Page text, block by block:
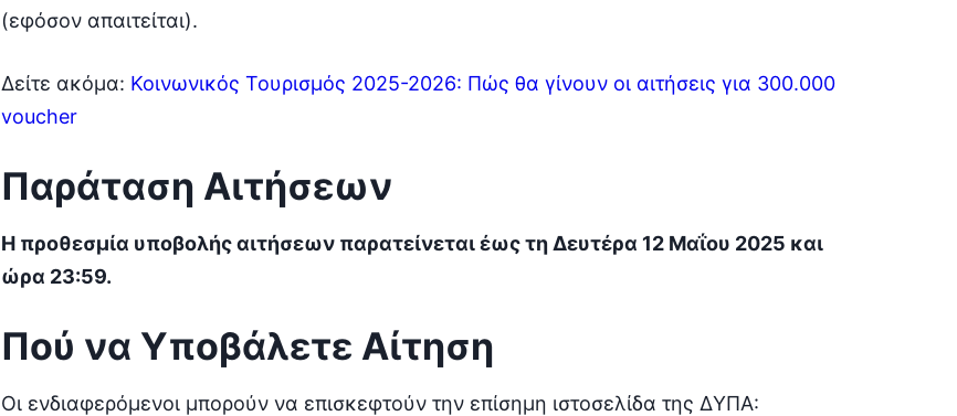
(εφόσον απαιτείται).
Δείτε ακόμα: Κοινωνικός Τουρισμός 2025-2026: Πώς θα γίνουν οι αιτήσεις για 300.000
voucher
Παράταση Αιτήσεων
Η προθεσμία υποβολής αιτήσεων παρατείνεται έως τη Δευτέρα 12 Μαΐου 2025 και
ώρα 23:59.
Πού να Υποβάλετε Αίτηση
Οι ενδιαφερόμενοι μπορούν να επισκεφτούν την επίσημη ιστοσελίδα της ΔΥΠΑ: